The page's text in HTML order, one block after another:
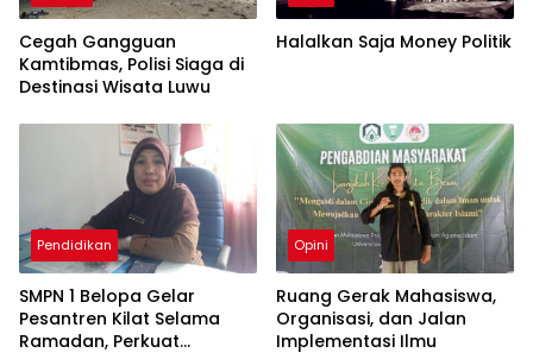
Cegah Gangguan
Kamtibmas, Polisi Siaga di
Destinasi Wisata Luwu
Halalkan Saja Money Politik
Pendidikan
SMPN 1 Belopa Gelar
Pesantren Kilat Selama
Ramadan, Perkuat
Opini
Ruang Gerak Mahasiswa,
Organisasi, dan Jalan
Implementasi Ilmu